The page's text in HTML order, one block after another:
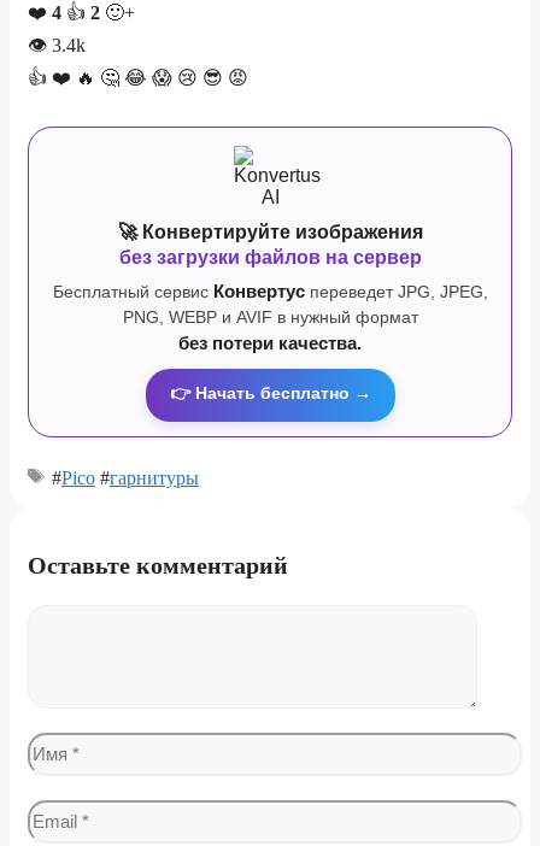
❤️ 4 👍 2 🙂+
👁 3.4k
👍 ❤️ 🔥 🤔 😂 😱 😢 😎 😡
🚀 Конвертируйте изображения
без загрузки файлов на сервер
Бесплатный сервис Конвертуспереведет JPG, JPEG,
PNG, WEBP и AVIF в нужный формат
без потери качества.
👉 Начать бесплатно →
#Pico #гарнитуры
Оставьте комментарий
Имя
Email